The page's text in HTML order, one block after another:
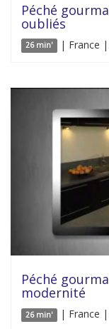
Péché
oubliés
26 min' | France |
Péché
modernité
26 min' | France |